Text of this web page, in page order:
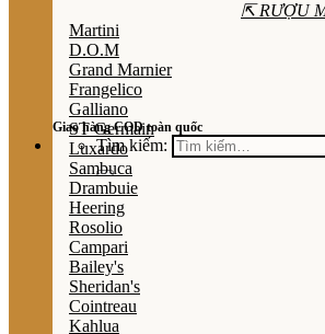
Giao hàng COD toàn quốc
Tìm kiếm:
⇱ RƯỢU
Martini
D.O.M
Grand Marnier
Frangelico
Galliano
ST Germain
Luxardo
Sambuca
Drambuie
Heering
Rosolio
Campari
Bailey's
Sheridan's
Cointreau
Kahlua